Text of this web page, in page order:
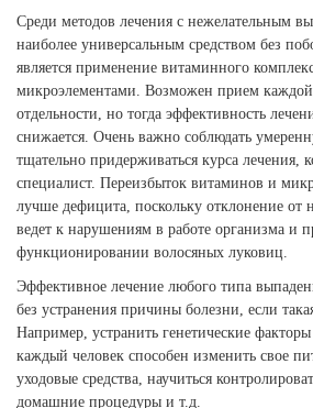
Среди методов лечения с нежелательным
наиболее универсальным средством без
является применение витаминного
микроэлементами. Возможен прием
отдельности, но тогда эффективность
снижается. Очень важно соблюдать
тщательно придерживаться курса лечения,
специалист. Переизбыток витаминов и
лучше дефицита, поскольку отклонение от
ведет к нарушениям в работе организма и
функционировании волосяных луковиц.
Эффективное лечение любого типа
без устранения причины болезни, если
Например, устранить генетические
каждый человек способен изменить свое
уходовые средства, научиться
домашние процедуры и т.д.